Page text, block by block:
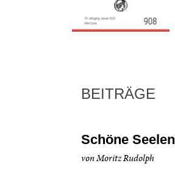
BEITRÄGE
Schöne Seelen
von Moritz Rudolph